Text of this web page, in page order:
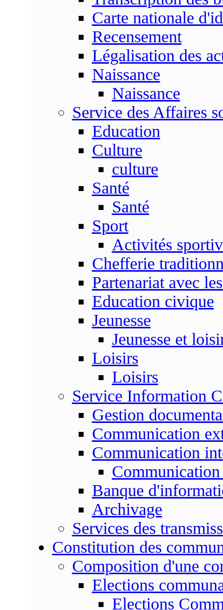
Carte nationale
Recensement
Légalisation des
Naissance
Naissance
Service des Affaires
Education
Culture
culture
Santé
Santé
Sport
Activités
Chefferie
Partenariat avec
Education civique
Jeunesse
Jeunesse et
Loisirs
Loisirs
Service Information
Gestion
Communication
Communication
Communication
Banque
Archivage
Services des
Constitution des
Composition d'une
Elections
Elections